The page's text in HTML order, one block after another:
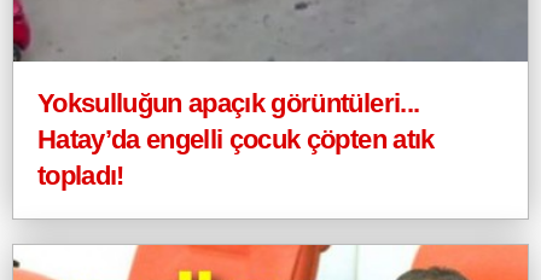
Yoksulluğun apaçık görüntüleri...
Hatay’da engelli çocuk çöpten atık
topladı!